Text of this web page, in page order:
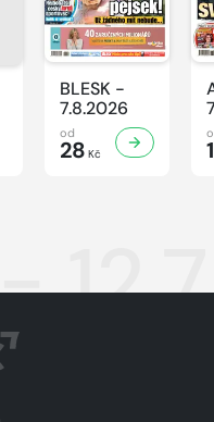
BLESK -
7.8.2026
od
28 Kč
SVĚTLÝ/TMAVÝ REŽIM